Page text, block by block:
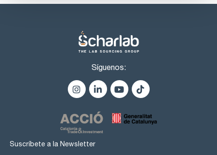
Síguenos:
Suscríbete a la Newsletter